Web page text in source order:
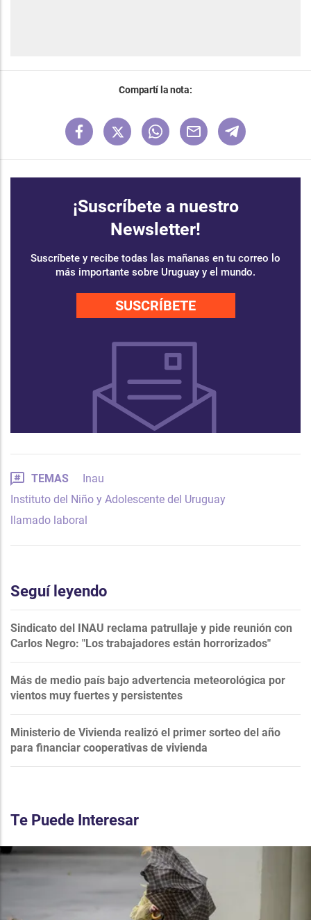
Compartí la nota:
¡Suscríbete a nuestro
Newsletter!
Suscríbete y recibe todas las mañanas en tu correo lo
más importante sobre Uruguay y el mundo.
SUSCRÍBETE
TEMAS
Inau
Instituto del Niño y Adolescente del Uruguay
llamado laboral
Seguí leyendo
Sindicato del INAU reclama patrullaje y pide reunión con
Carlos Negro: "Los trabajadores están horrorizados"
Más de medio país bajo advertencia meteorológica por
vientos muy fuertes y persistentes
Ministerio de Vivienda realizó el primer sorteo del año
para financiar cooperativas de vivienda
Te Puede Interesar